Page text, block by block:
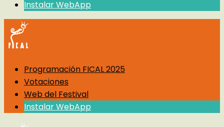
Instalar WebApp
Programación FICAL 2025
Votaciones
Web del Festival
Instalar WebApp